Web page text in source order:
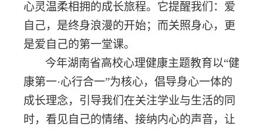
心灵温柔相拥的成长旅程。它提醒我们：爱
自己，是终身浪漫的开始；而关照身心，更
是爱自己的第一堂课。
今年湖南省高校心理健康主题教育以“健
康第一·心行合一”为核心，倡导身心一体的
成长理念，引导我们在关注学业与生活的同
时，看见自己的情绪、接纳内心的声音，让